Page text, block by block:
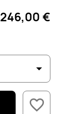
246,00 €
favorite_border